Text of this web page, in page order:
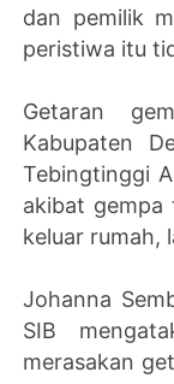
dan pemilik
peristiwa itu
Getaran
Kabupaten
Tebingtinggi
akibat gempa
keluar rumah,
Johanna
SIB
merasakan